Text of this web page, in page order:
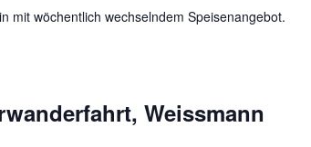
mit wöchentlich wechselndem Speisenangebot.
Weissmann